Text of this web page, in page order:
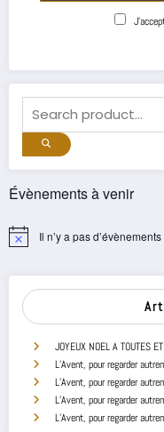
Évènements à venir
Notice Il n’y a pas
JOYEUX NOEL A TOUTES
L’Avent, pour regarder
L’Avent, pour regarder
L’Avent, pour regarder
L’Avent, pour regarder